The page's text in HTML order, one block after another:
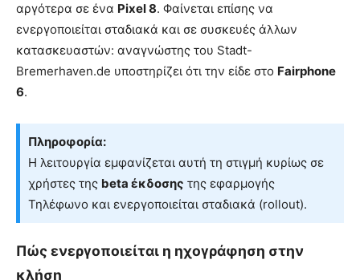
αργότερα σε ένα Pixel 8. Φαίνεται επίσης να
ενεργοποιείται σταδιακά και σε συσκευές άλλων
κατασκευαστών: αναγνώστης του Stadt-
Bremerhaven.de υποστηρίζει ότι την είδε στο Fairphone
6.
Πληροφορία:
Η λειτουργία εμφανίζεται αυτή τη στιγμή κυρίως σε
χρήστες της beta έκδοσης της εφαρμογής
Τηλέφωνο και ενεργοποιείται σταδιακά (rollout).
Πώς ενεργοποιείται η ηχογράφηση στην
κλήση